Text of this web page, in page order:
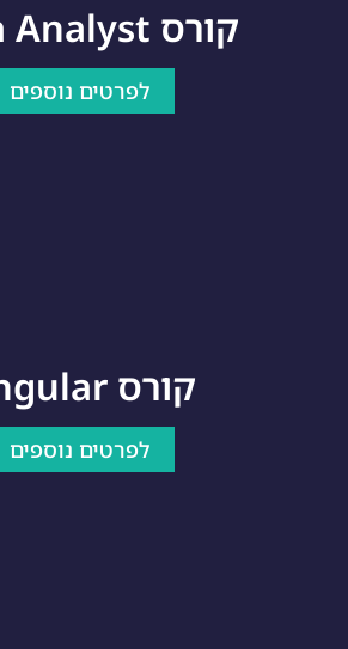
קורס Data Analyst
לפרטים נוספים
קורס Angular
לפרטים נוספים